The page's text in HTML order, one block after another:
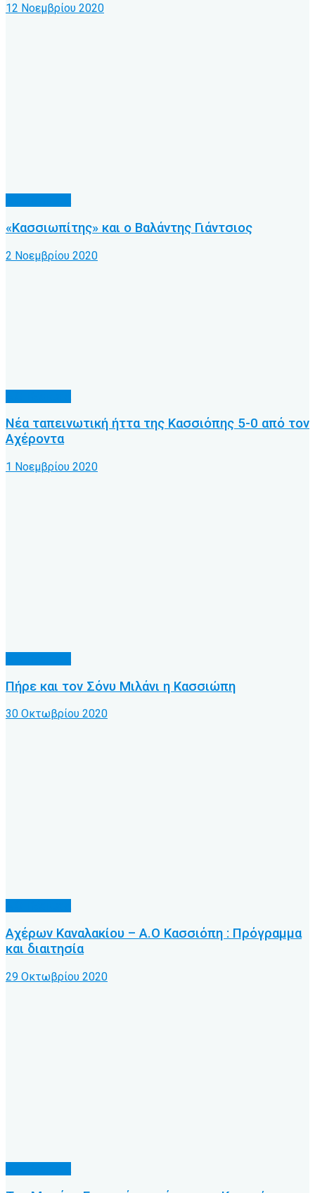
12 Νοεμβρίου 2020
«Κασσιωπίτης» και ο Βαλάντης Γιάντσιος
2 Νοεμβρίου 2020
Νέα ταπεινωτική ήττα της Κασσιόπης 5-0 από τον
Αχέροντα
1 Νοεμβρίου 2020
Πήρε και τον Σόνυ Μιλάνι η Κασσιώπη
30 Οκτωβρίου 2020
Αχέρων Καναλακίου – Α.Ο Κασσιόπη : Πρόγραμμα
και διαιτησία
29 Οκτωβρίου 2020